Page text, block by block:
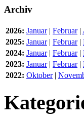
Archiv
2026: Januar| Februar|
2025: Januar| Februar|
2024: Januar| Februar|
2023: Januar| Februar|
2022: Oktober|